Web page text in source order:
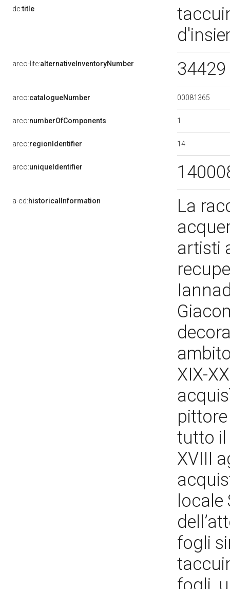
dc:title
arco-lite:alternativeInventoryNumber
arco:catalogueNumber 00081365
arco:numberOfComponents 1
arco:regionIdentifier 14
arco:uniqueIdentifier
a-cd:historicalInformation
La
artisti
XIX-
tutto il
XVIII
fogli
fogli,